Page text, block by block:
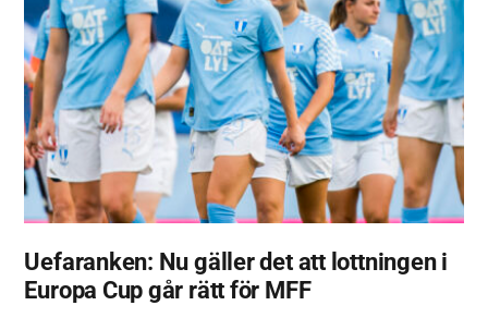
Uefaranken: Nu gäller det att lottningen i
Europa Cup går rätt för MFF